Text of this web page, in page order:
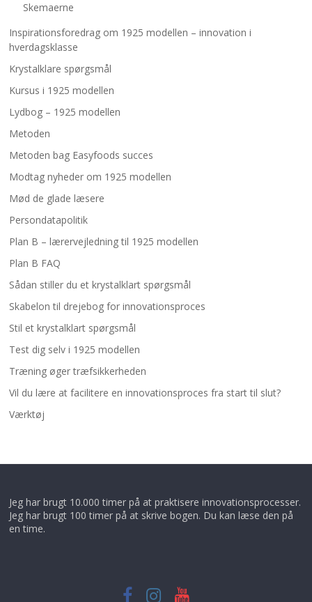
Skemaerne
Inspirationsforedrag om 1925 modellen – innovation i
hverdagsklasse
Krystalklare spørgsmål
Kursus i 1925 modellen
Lydbog – 1925 modellen
Metoden
Metoden bag Easyfoods succes
Modtag nyheder om 1925 modellen
Mød de glade læsere
Persondatapolitik
Plan B – lærervejledning til 1925 modellen
Plan B FAQ
Sådan stiller du et krystalklart spørgsmål
Skabelon til drejebog for innovationsproces
Stil et krystalklart spørgsmål
Test dig selv i 1925 modellen
Træning øger træfsikkerheden
Vil du lære at facilitere en innovationsproces fra start til slut?
Værktøj
Jeg har brugt 10.000 timer på at praktisere innovationsprocesser.
Jeg har brugt 100 timer på at skrive bogen. Du kan læse den på
en time.